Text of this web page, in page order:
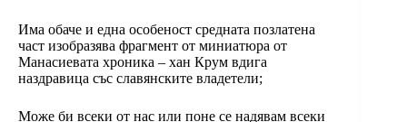
Има обаче и една особеност средната позлатена
част изобразява фрагмент от миниатюра от
Манасиевата хроника – хан Крум вдига
наздравица със славянските владетели;
Може би всеки от нас или поне се надявам всеки